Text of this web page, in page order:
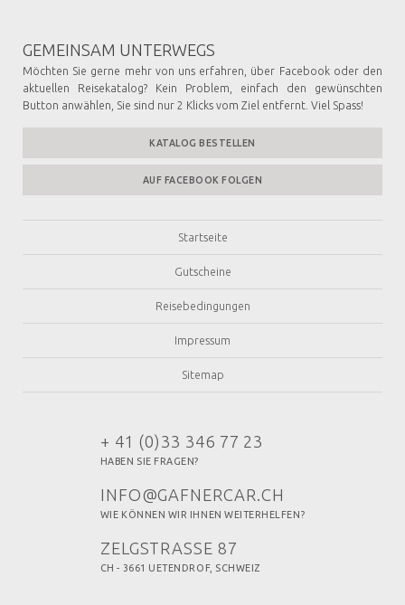
GEMEINSAM UNTERWEGS
Möchten Sie gerne mehr von uns erfahren, über Facebook oder den
aktuellen Reisekatalog? Kein Problem, einfach den gewünschten
Button anwählen, Sie sind nur 2 Klicks vom Ziel entfernt. Viel Spass!
KATALOG BESTELLEN
AUF FACEBOOK FOLGEN
Startseite
Gutscheine
Reisebedingungen
Impressum
Sitemap
+ 41 (0)33 346 77 23
HABEN SIE FRAGEN?
INFO@GAFNERCAR.CH
WIE KÖNNEN WIR IHNEN WEITERHELFEN?
ZELGSTRASSE 87
CH - 3661 UETENDROF, SCHWEIZ